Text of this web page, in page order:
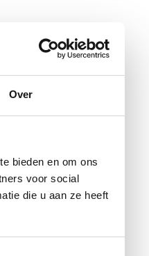
Over
bieden en om ons
voor social
die u aan ze heeft